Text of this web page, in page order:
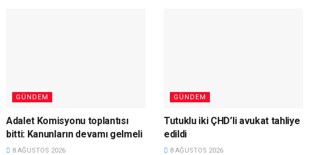
GÜNDEM
Adalet Komisyonu toplantısı
bitti: Kanunların devamı gelmeli
8 AĞUSTOS 2026
GÜNDEM
Tutuklu iki ÇHD’li avukat tahliye
edildi
8 AĞUSTOS 2026